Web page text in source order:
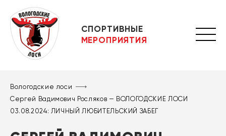
СПОРТИВНЫЕ
МЕРОПРИЯТИЯ
Вологодские лоси
Сергей Вадимович Росляков — ВОЛОГОДСКИЕ ЛОСИ
03.08.2024: ЛИЧНЫЙ ЛЮБИТЕЛЬСКИЙ ЗАБЕГ